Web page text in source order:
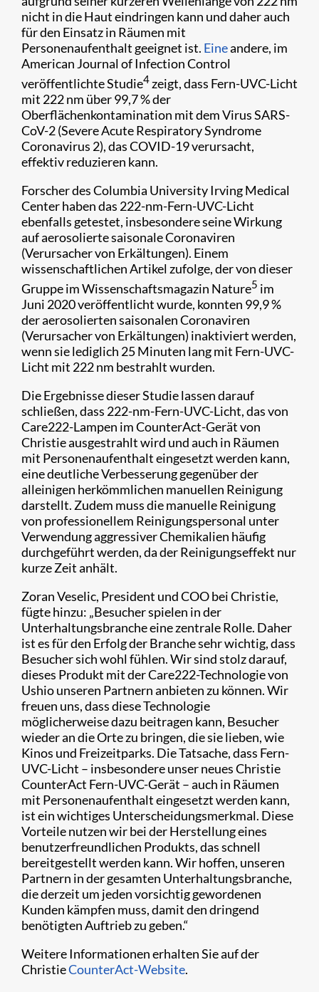
nicht in die Haut eindringen kann und daher auch
für den Einsatz in Räumen mit
Personenaufenthalt geeignet ist. Eineandere, im
American Journal of Infection Control
veröffentlichte Studie4zeigt, dass Fern-UVC-Licht
mit 222 nm über 99,7 % der
Oberflächenkontamination mit dem Virus SARS-
CoV-2 (Severe Acute Respiratory Syndrome
Coronavirus 2), das COVID-19 verursacht,
effektiv reduzieren kann.
Forscher des Columbia University Irving Medical
Center haben das 222-nm-Fern-UVC-Licht
ebenfalls getestet, insbesondere seine Wirkung
auf aerosolierte saisonale Coronaviren
(Verursacher von Erkältungen). Einem
wissenschaftlichen Artikel zufolge, der von dieser
Gruppe im Wissenschaftsmagazin Nature5 im
Juni 2020 veröffentlicht wurde, konnten 99,9 %
der aerosolierten saisonalen Coronaviren
(Verursacher von Erkältungen) inaktiviert werden,
wenn sie lediglich 25 Minuten lang mit Fern-UVC-
Licht mit 222 nm bestrahlt wurden.
Die Ergebnisse dieser Studie lassen darauf
schließen, dass 222-nm-Fern-UVC-Licht, das von
Care222-Lampen im CounterAct-Gerät von
Christie ausgestrahlt wird und auch in Räumen
mit Personenaufenthalt eingesetzt werden kann,
eine deutliche Verbesserung gegenüber der
alleinigen herkömmlichen manuellen Reinigung
darstellt. Zudem muss die manuelle Reinigung
von professionellem Reinigungspersonal unter
Verwendung aggressiver Chemikalien häufig
durchgeführt werden, da der Reinigungseffekt nur
kurze Zeit anhält.
Zoran Veselic, President und COO bei Christie,
fügte hinzu: „Besucher spielen in der
Unterhaltungsbranche eine zentrale Rolle. Daher
ist es für den Erfolg der Branche sehr wichtig, dass
Besucher sich wohl fühlen. Wir sind stolz darauf,
dieses Produkt mit der Care222-Technologie von
Ushio unseren Partnern anbieten zu können. Wir
freuen uns, dass diese Technologie
möglicherweise dazu beitragen kann, Besucher
wieder an die Orte zu bringen, die sie lieben, wie
Kinos und Freizeitparks. Die Tatsache, dass Fern-
UVC-Licht – insbesondere unser neues Christie
CounterAct Fern-UVC-Gerät – auch in Räumen
mit Personenaufenthalt eingesetzt werden kann,
ist ein wichtiges Unterscheidungsmerkmal. Diese
Vorteile nutzen wir bei der Herstellung eines
benutzerfreundlichen Produkts, das schnell
bereitgestellt werden kann. Wir hoffen, unseren
Partnern in der gesamten Unterhaltungsbranche,
die derzeit um jeden vorsichtig gewordenen
Kunden kämpfen muss, damit den dringend
benötigten Auftrieb zu geben.“
Weitere Informationen erhalten Sie auf der
ChristieCounterAct-Website.